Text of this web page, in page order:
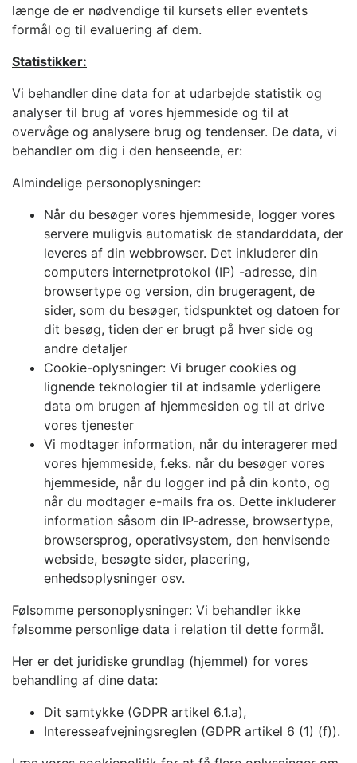
længe de er nødvendige til kursets eller eventets
formål og til evaluering af dem.
Statistikker:
Vi behandler dine data for at udarbejde statistik og
analyser til brug af vores hjemmeside og til at
overvåge og analysere brug og tendenser. De data, vi
behandler om dig i den henseende, er:
Almindelige personoplysninger:
Når du besøger vores hjemmeside, logger vores
servere muligvis automatisk de standarddata, der
leveres af din webbrowser. Det inkluderer din
computers internetprotokol (IP) -adresse, din
browsertype og version, din brugeragent, de
sider, som du besøger, tidspunktet og datoen for
dit besøg, tiden der er brugt på hver side og
andre detaljer
Cookie-oplysninger: Vi bruger cookies og
lignende teknologier til at indsamle yderligere
data om brugen af hjemmesiden og til at drive
vores tjenester
Vi modtager information, når du interagerer med
vores hjemmeside, f.eks. når du besøger vores
hjemmeside, når du logger ind på din konto, og
når du modtager e-mails fra os. Dette inkluderer
information såsom din IP-adresse, browsertype,
browsersprog, operativsystem, den henvisende
webside, besøgte sider, placering,
enhedsoplysninger osv.
Følsomme personoplysninger: Vi behandler ikke
følsomme personlige data i relation til dette formål.
Her er det juridiske grundlag (hjemmel) for vores
behandling af dine data:
Dit samtykke (GDPR artikel 6.1.a),
Interesseafvejningsreglen (GDPR artikel 6 (1) (f)).